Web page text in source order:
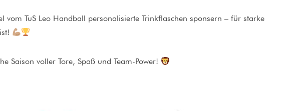
vom TuS Leo Handball personalisierte Trinkflaschen sponsern – für starke
Saison voller Tore, Spaß und Team-Power!